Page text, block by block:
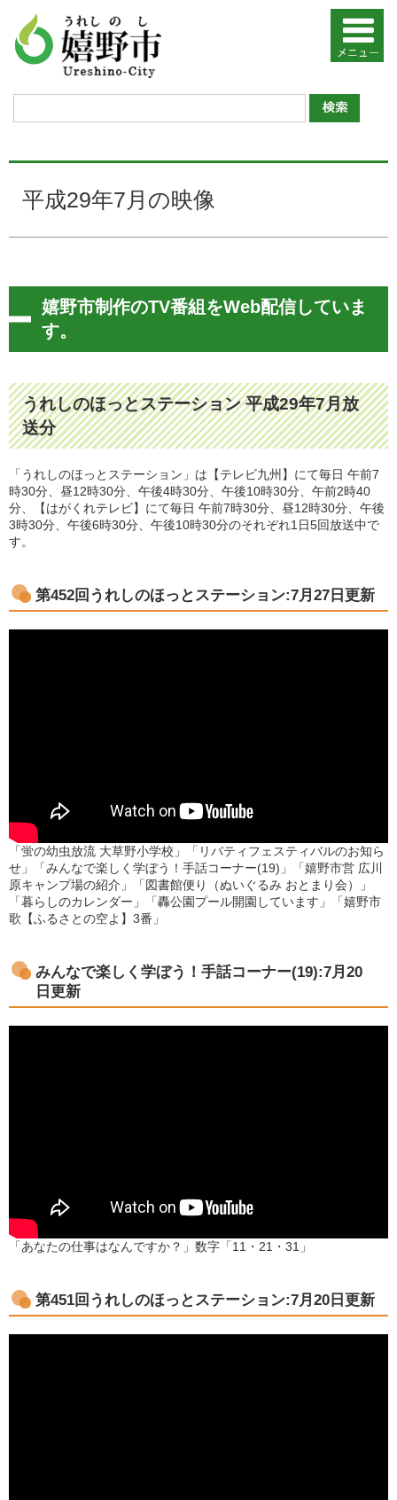
平成29年7月の映像
嬉野市制作のTV番組をWeb配信していま
す。
うれしのほっとステーション 平成29年7月放
送分
「うれしのほっとステーション」は【テレビ九州】にて毎日 午前7
時30分、昼12時30分、午後4時30分、午後10時30分、午前2時40
分、【はがくれテレビ】にて毎日 午前7時30分、昼12時30分、午後
3時30分、午後6時30分、午後10時30分のそれぞれ1日5回放送中で
す。
第452回うれしのほっとステーション:7月27日更新
「蛍の幼虫放流 大草野小学校」「リバティフェスティバルのお知ら
せ」「みんなで楽しく学ぼう！手話コーナー(19)」「嬉野市営 広川
原キャンプ場の紹介」「図書館便り（ぬいぐるみ おとまり会）」
「暮らしのカレンダー」「轟公園プール開園しています」「嬉野市
歌【ふるさとの空よ】3番」
みんなで楽しく学ぼう！手話コーナー(19):7月20
日更新
「あなたの仕事はなんですか？」数字「11・21・31」
第451回うれしのほっとステーション:7月20日更新